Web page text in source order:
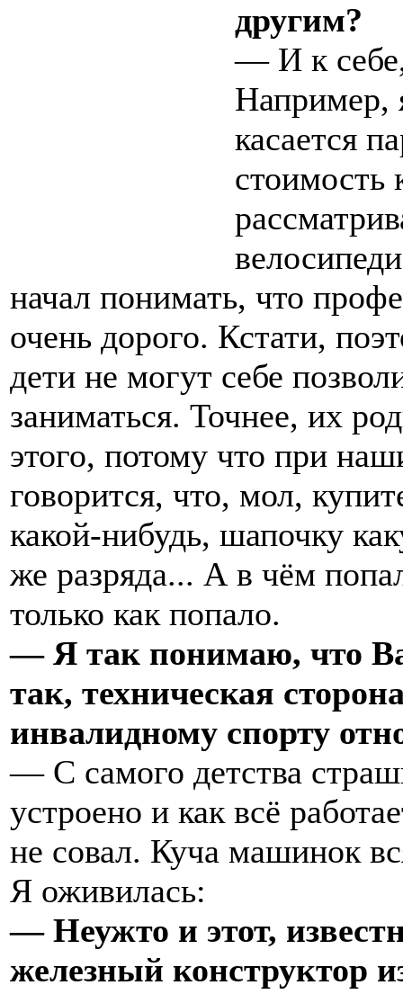
другим?
— И к
Например,
касается
стоимость
начал понимать, что
очень дорого. Кстати,
дети не могут себе
заниматься. Точнее, их
этого, потому что при
говорится, что, мол,
какой-нибудь, шапочку
же разряда... А в чём
только как попало.
— Я так понимаю, что
так, техническая
инвалидному спорту
— С самого детства
устроено и как всё
не совал. Куча машинок
Я оживилась:
— Неужто и этот,
железный конструктор